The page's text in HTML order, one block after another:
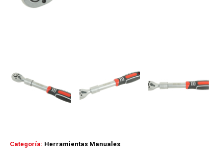
Categoría: Herramientas Manuales